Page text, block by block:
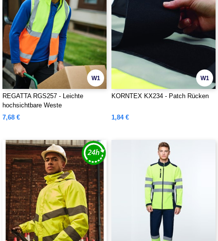
W1
REGATTA RGS257 - Leichte
hochsichtbare Weste
7,68 €
W1
KORNTEX KX234 - Patch Rücken
1,84 €